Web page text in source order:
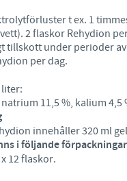
t ex. 1
2 flaskor Rehydion
tillskott under perioder
per dag.
natrium 11,5 %, kalium 4,5
innehåller 320 ml
i följande
12 flaskor.